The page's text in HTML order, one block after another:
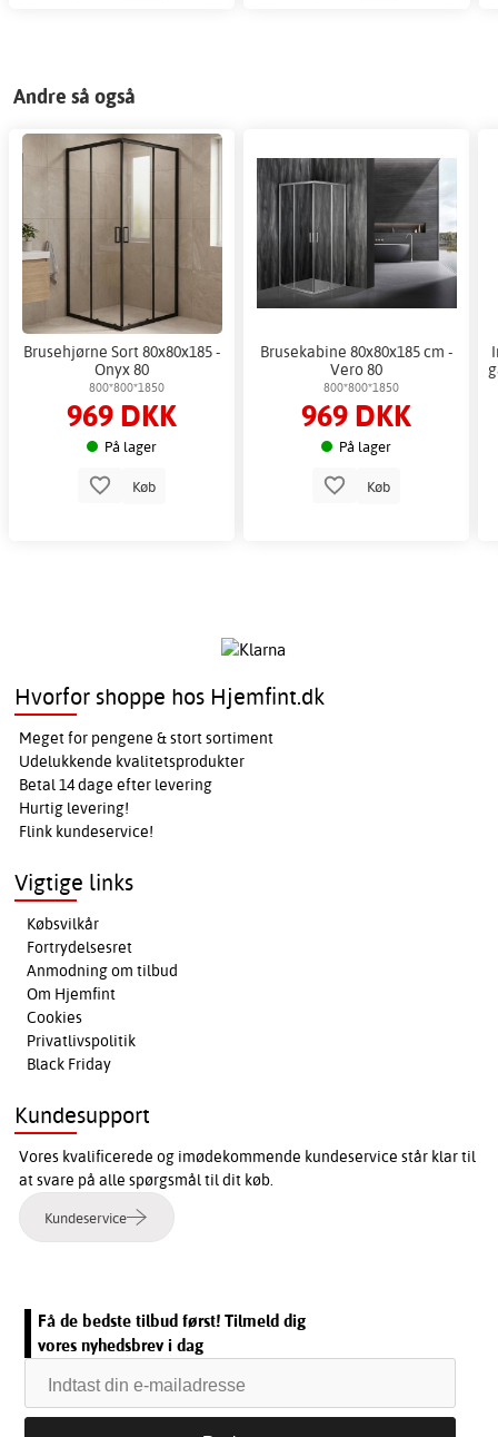
Andre så også
Brusehjørne Sort 80x80x185 -
Onyx 80
800*800*1850
969 DKK
På lager
Køb
Brusekabine 80x80x185 cm -
Vero 80
800*800*1850
969 DKK
På lager
Køb
Hvorfor shoppe hos Hjemfint.dk
Meget for pengene & stort sortiment
Udelukkende kvalitetsprodukter
Betal 14 dage efter levering
Hurtig levering!
Flink kundeservice!
Vigtige links
Købsvilkår
Fortrydelsesret
Anmodning om tilbud
Om Hjemfint
Cookies
Privatlivspolitik
Black Friday
Kundesupport
Vores kvalificerede og imødekommende kundeservice står klar til
at svare på alle spørgsmål til dit køb.
Kundeservice
Få de bedste tilbud først! Tilmeld dig
vores nyhedsbrev i dag